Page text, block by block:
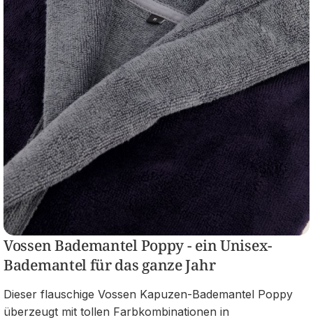
Vossen Bademantel Poppy - ein Unisex-
Bademantel für das ganze Jahr
Dieser flauschige Vossen Kapuzen-Bademantel Poppy
überzeugt mit tollen Farbkombinationen in